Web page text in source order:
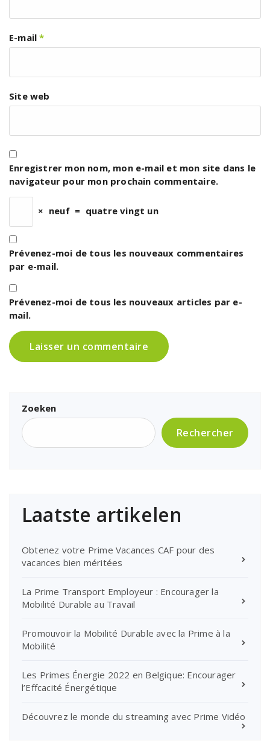
E-mail*
Site web
Enregistrer mon nom, mon e-mail et mon site dans le
navigateur pour mon prochain commentaire.
× neuf = quatre vingt un
Prévenez-moi de tous les nouveaux commentaires
par e-mail.
Prévenez-moi de tous les nouveaux articles par e-
mail.
Zoeken
Rechercher
Laatste artikelen
Obtenez votre Prime Vacances CAF pour des
vacances bien méritées
La Prime Transport Employeur : Encourager la
Mobilité Durable au Travail
Promouvoir la Mobilité Durable avec la Prime à la
Mobilité
Les Primes Énergie 2022 en Belgique: Encourager
l’Effcacité Énergétique
Découvrez le monde du streaming avec Prime Vidéo